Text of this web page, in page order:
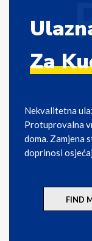
Za
Nekvalitetna
Protuprovalna
doma. Zamjena
doprinosi
FIND